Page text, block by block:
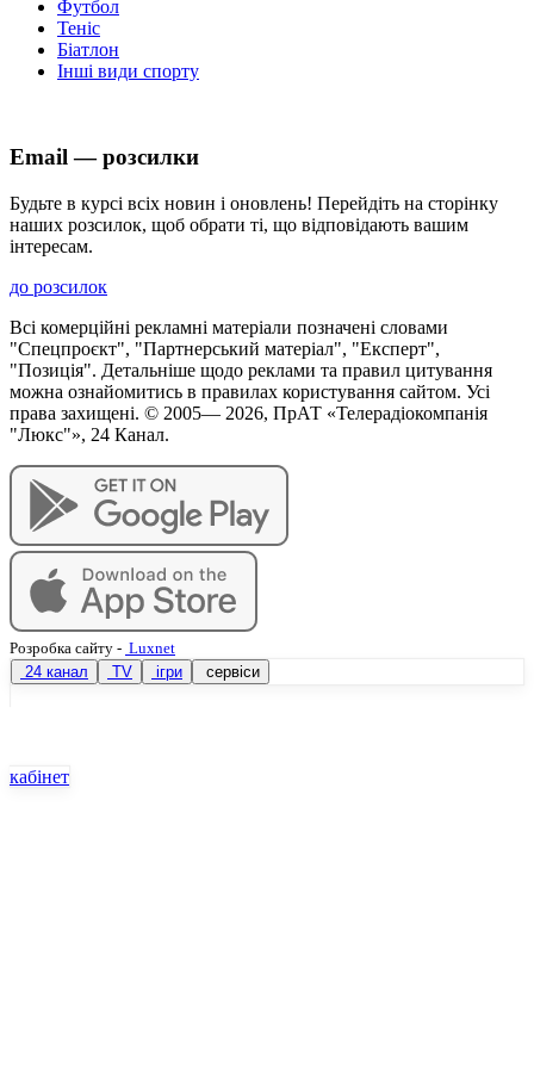
Футбол
Теніс
Біатлон
Інші види спорту
Email — розсилки
Будьте в курсі всіх новин і оновлень! Перейдіть на сторінку
наших розсилок, щоб обрати ті, що відповідають вашим
інтересам.
до розсилок
Всі комерційні рекламні матеріали позначені словами
"Спецпроєкт", "Партнерський матеріал", "Експерт",
"Позиція". Детальніше щодо реклами та правил цитування
можна ознайомитись в правилах користування сайтом. Усі
права захищені. © 2005— 2026, ПрАТ «Телерадіокомпанія
"Люкс"», 24 Канал.
Розробка сайту - Luxnet
24 канал
TV ігри сервіси
кабінет